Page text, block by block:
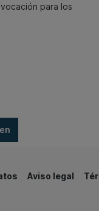
para los
Aviso legal